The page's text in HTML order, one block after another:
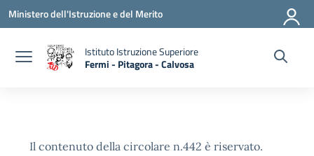
Vai ai contenuti
Vai al menu di navigazione
Vai al footer
Ministero dell'Istruzione e del Merito
Istituto Istruzione Superiore
Fermi - Pitagora - Calvosa
— Visita la pagina iniziale della scuola
Il contenuto della circolare n.442 è riservato.